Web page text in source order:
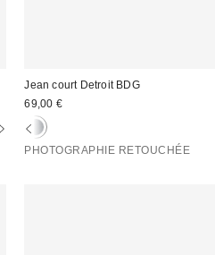
Jean court Detroit BDG
69,00 €
PHOTOGRAPHIE RETOUCHÉE